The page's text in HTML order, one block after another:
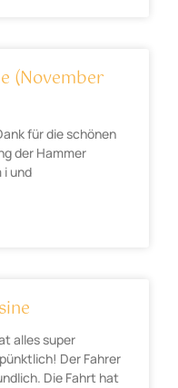
(November
für die schönen
der Hammer
i und
alles super
Der Fahrer
Die Fahrt hat